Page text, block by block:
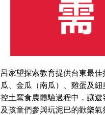
呂家望探索教育提供台東最
瓜、金瓜（南瓜）、雞蛋及
控土窯食農體驗過程中，讓
及孩童們參與玩泥巴的歡樂氣